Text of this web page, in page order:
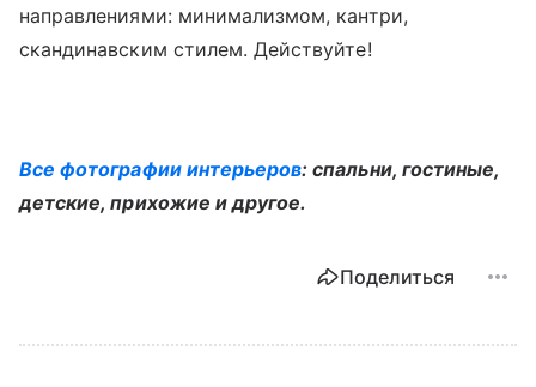
направлениями: минимализмом, кантри,
скандинавским стилем. Действуйте!
Все фотографии интерьеров: спальни, гостиные,
детские, прихожие и другое.
Поделиться